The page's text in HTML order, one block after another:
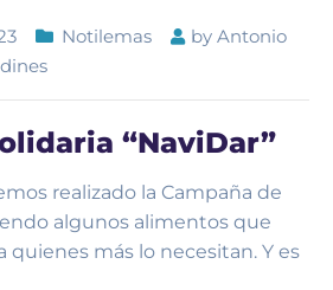
Notilemas by Antonio
“NaviDar”
realizado la Campaña de
algunos alimentos que
quienes más lo necesitan. Y es